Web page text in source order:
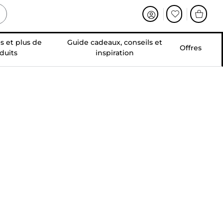
et plus de
Guide cadeaux, conseils et
inspiration
Offres